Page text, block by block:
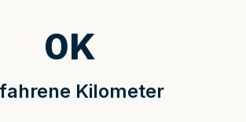
Kilometer
0K